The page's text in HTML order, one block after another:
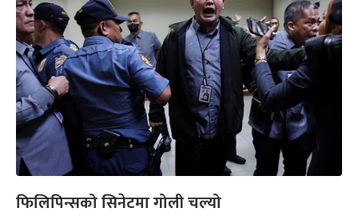
फिलिपिन्सको सिनेटमा गोली चल्यो